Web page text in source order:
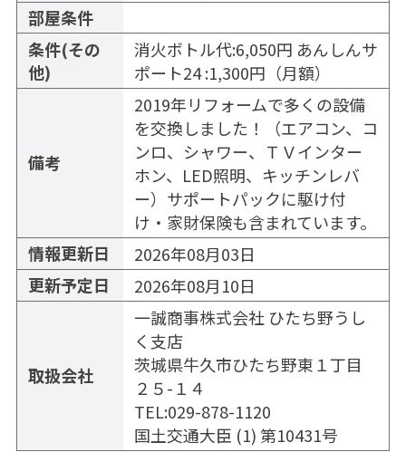
部屋条件
条件(その
他)
消火ボトル代:6,050円 あんしんサ
ポート24 :1,300円（月額）
備考
2019年リフォームで多くの設備
を交換しました！（エアコン、コ
ンロ、シャワー、ＴＶインター
ホン、LED照明、キッチンレバ
ー）サポートパックに駆け付
け・家財保険も含まれています。
情報更新日
2026年08月03日
更新予定日
2026年08月10日
取扱会社
一誠商事株式会社 ひたち野うし
く支店
茨城県牛久市ひたち野東１丁目
２５-１４
TEL:029-878-1120
国土交通大臣 (1) 第10431号